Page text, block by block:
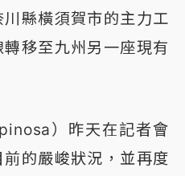
縣橫須賀市的主力工
移至九州另一座現有
）昨天在記者會
前的嚴峻狀況，並再度